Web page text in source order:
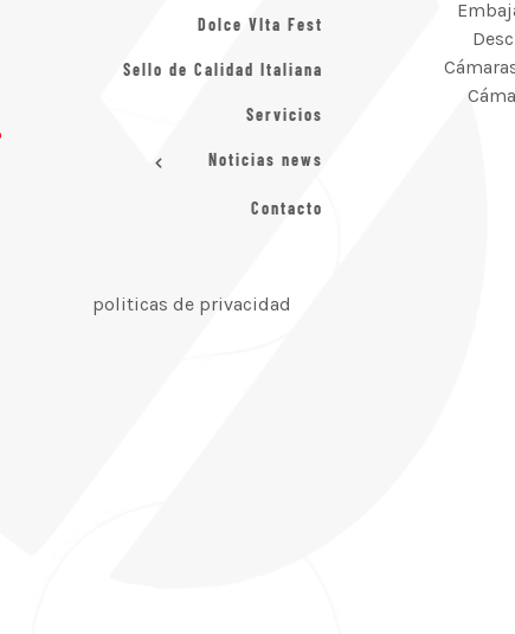
Dolce VIta Fest
Sello de Calidad Italiana
Servicios
Noticias news
Contacto
politicas de privacidad